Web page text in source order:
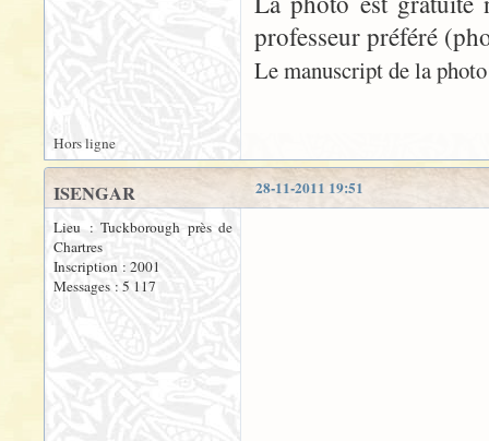
professeur préféré
Le manuscript de la
Hors ligne
28-11-2011 19:51
ISENGAR
Lieu : Tuckborough près de
Chartres
Inscription : 2001
Messages : 5 117